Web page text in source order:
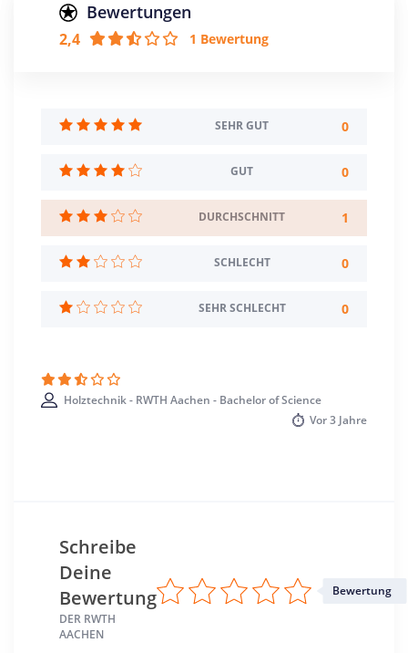
Creditpoints
6 Semester
Sprache
Deutsch
Studienbeginn
Aachen >> Städteregion Aachen
Bewertungen
2,4 1 Bewertung
SEHR GUT 0
GUT 0
DURCHSCHNITT 1
SCHLECHT 0
SEHR SCHLECHT 0
Holztechnik - RWTH Aachen - Bachelor of Science
Vor3 Jahre
Schreibe
Deine
Bewertung
DER RWTH
AACHEN
Bewertung